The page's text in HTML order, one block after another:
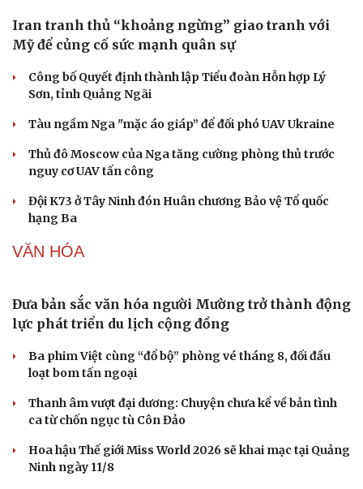
Sức khỏe
Dinh dưỡng - món ngon
Cây thuốc
Nhi khoa
Làm đẹp - giảm cân
Phòng mạch online
Đời sống
Nhà đẹp
Iran tranh thủ “khoảng ngừng” giao tranh với
Mỹ để củng cố sức mạnh quân sự
Công bố Quyết định thành lập Tiểu đoàn Hỗn hợp Lý
Sơn, tỉnh Quảng Ngãi
Tàu ngầm Nga "mặc áo giáp” để đối phó UAV Ukraine
Thủ đô Moscow của Nga tăng cường phòng thủ trước
nguy cơ UAV tấn công
Đội K73 ở Tây Ninh đón Huân chương Bảo vệ Tổ quốc
hạng Ba
VĂN HÓA
Đưa bản sắc văn hóa người Mường trở thành động
lực phát triển du lịch cộng đồng
Ba phim Việt cùng “đổ bộ” phòng vé tháng 8, đối đầu
loạt bom tấn ngoại
Thanh âm vượt đại dương: Chuyện chưa kể về bản tình
ca từ chốn ngục tù Côn Đảo
Hoa hậu Thế giới Miss World 2026 sẽ khai mạc tại Quảng
Ninh ngày 11/8